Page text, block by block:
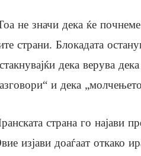
не значи дека ќе
страни. Блокадата
дека верува
и дека
страна го најави
изјави доаѓаат откако